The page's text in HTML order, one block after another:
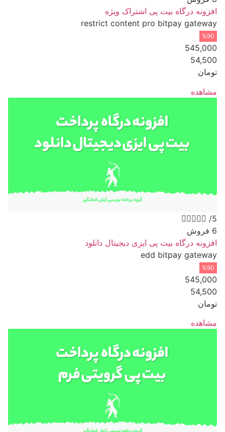
افزونه درگاه بیت پی اشتراک ویژه
restrict content pro bitpay gateway
%90
545,000
54,500
تومان
مشاهده
 /5
6 فروش
افزونه درگاه بیت پی ایزی دیجیتال دانلود
edd bitpay gateway
%90
545,000
54,500
تومان
مشاهده